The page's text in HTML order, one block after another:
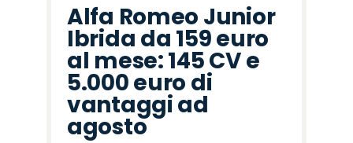
Alfa Romeo Junior
Ibrida da 159 euro
al mese: 145 CV e
5.000 euro di
vantaggi ad
agosto